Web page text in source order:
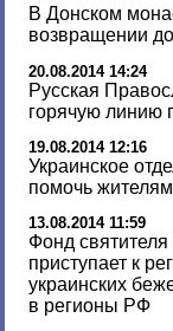
В Донском
возвращении
20.08.2014 14:24
Русская
горячую
19.08.2014 12:16
Украинское
помочь
13.08.2014 11:59
Фонд
приступает к
украинских
в регионы РФ